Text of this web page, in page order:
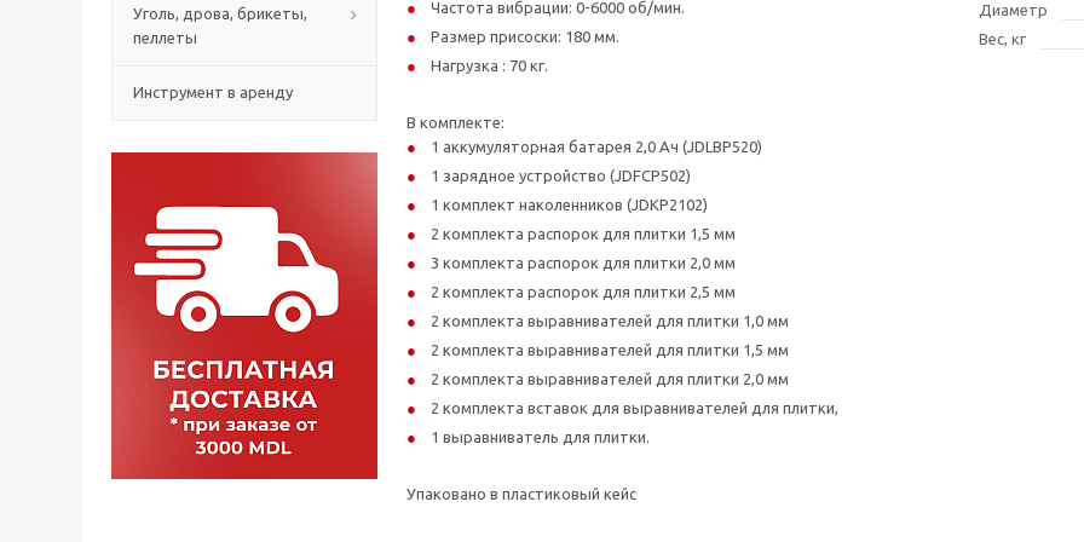
Уголь, дрова, брикеты,
пеллеты
Инструмент в аренду
Частота вибрации: 0-6000 об/мин.
Размер присоски: 180 мм.
Нагрузка : 70 кг.
В комплекте:
1 аккумуляторная батарея 2,0 Ач (JDLBP520)
1 зарядное устройство (JDFCP502)
1 комплект наколенников (JDKP2102)
2 комплекта распорок для плитки 1,5 мм
3 комплекта распорок для плитки 2,0 мм
2 комплекта распорок для плитки 2,5 мм
2 комплекта выравнивателей для плитки 1,0 мм
2 комплекта выравнивателей для плитки 1,5 мм
2 комплекта выравнивателей для плитки 2,0 мм
2 комплекта вставок для выравнивателей для плитки,
1 выравниватель для плитки.
Упаковано в пластиковый кейс
Диаметр
Вес, кг